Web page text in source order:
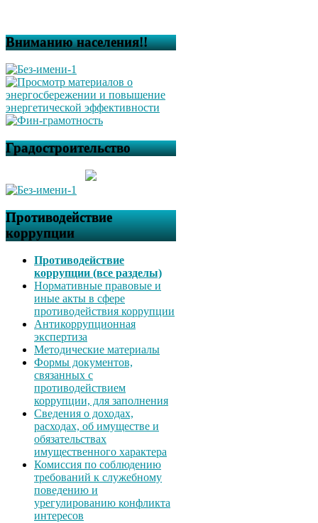
Вниманию населения!!
Градостроительство
Противодействие
коррупции
Противодействие
коррупции (все разделы)
Нормативные правовые и
иные акты в сфере
противодействия коррупции
Антикоррупционная
экспертиза
Методические материалы
Формы документов,
связанных с
противодействием
коррупции, для заполнения
Сведения о доходах,
расходах, об имуществе и
обязательствах
имущественного характера
Комиссия по соблюдению
требований к служебному
поведению и
урегулированию конфликта
интересов